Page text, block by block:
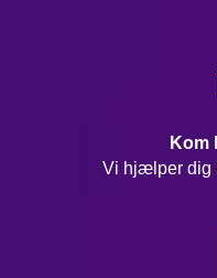
Kom
Vi hjælper dig